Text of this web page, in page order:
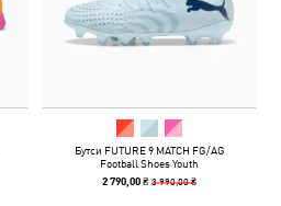
Бутси FUTURE 9 MATCH FG/AG
Football Shoes Youth
2 790,00 ₴3 990,00 ₴